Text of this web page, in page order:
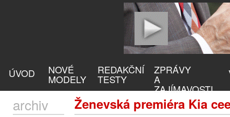
ÚVOD NOVÉ
MODELY
REDAKČNÍ
TESTY
ZPRÁVY
A
ZAJÍMAVOSTI
Ženevská premiéra Kia
archiv